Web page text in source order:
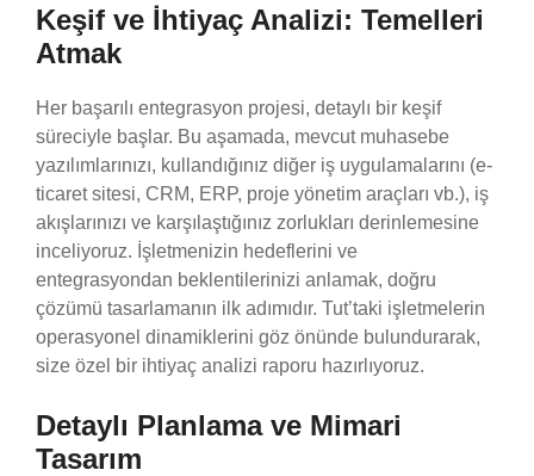
Keşif ve İhtiyaç Analizi: Temelleri
Atmak
Her başarılı entegrasyon projesi, detaylı bir keşif
süreciyle başlar. Bu aşamada, mevcut muhasebe
yazılımlarınızı, kullandığınız diğer iş uygulamalarını (e-
ticaret sitesi, CRM, ERP, proje yönetim araçları vb.), iş
akışlarınızı ve karşılaştığınız zorlukları derinlemesine
inceliyoruz. İşletmenizin hedeflerini ve
entegrasyondan beklentilerinizi anlamak, doğru
çözümü tasarlamanın ilk adımıdır. Tut’taki işletmelerin
operasyonel dinamiklerini göz önünde bulundurarak,
size özel bir ihtiyaç analizi raporu hazırlıyoruz.
Detaylı Planlama ve Mimari
Tasarım